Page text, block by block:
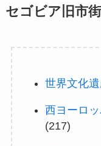
セゴビア旧市
世界文化
西ヨーロ
(217)